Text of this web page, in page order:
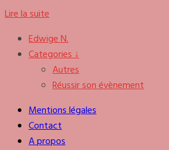
Lire la suite
Edwige N.
Categories ↓
Autres
Réussir son évènement
Mentions légales
Contact
A propos